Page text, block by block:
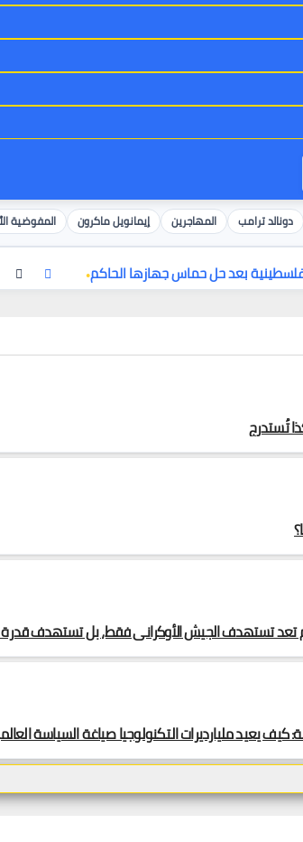
دونالد ترامب المهاجرين إيمانويل ماكرون المفوضية
تُستدرج
تعد تستهدف الجيش الأوكراني فقط، بل تستهدف قدرة
يعيد مليارديرات التكنولوجيا صياغة السياسة